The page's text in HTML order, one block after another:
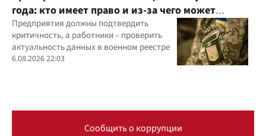
года: кто имеет право и из-за чего может
отказать
Предприятия должны подтвердить
критичность, а работники – проверить
актуальность данных в военном реестре
6.08.2026 22:03
Сообщить о коррупции